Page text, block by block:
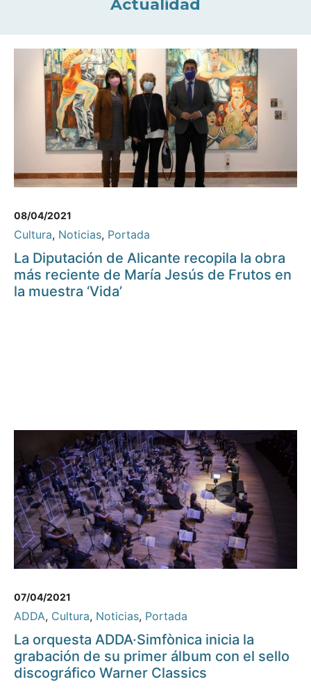
Actualidad
08/04/2021
Cultura, Noticias, Portada
La Diputación de Alicante recopila la obra
más reciente de María Jesús de Frutos en
la muestra ‘Vida’
07/04/2021
ADDA, Cultura, Noticias, Portada
La orquesta ADDA·Simfònica inicia la
grabación de su primer álbum con el sello
discográfico Warner Classics